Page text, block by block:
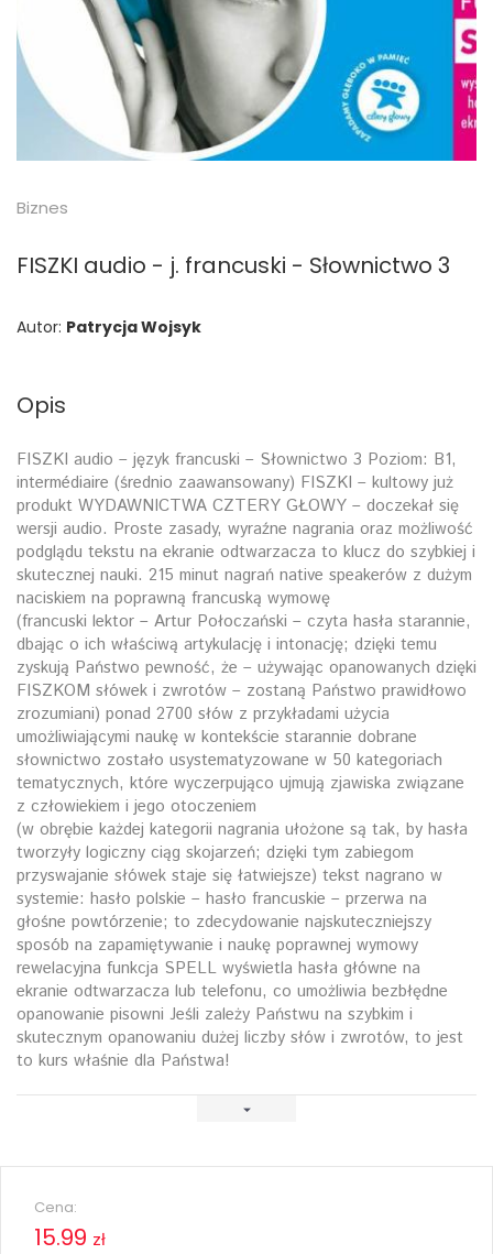
Biznes
FISZKI audio - j. francuski - Słownictwo 3
Autor: Patrycja Wojsyk
Opis
FISZKI audio – język francuski – Słownictwo 3 Poziom: B1,
intermédiaire (średnio zaawansowany) FISZKI – kultowy już
produkt WYDAWNICTWA CZTERY GŁOWY – doczekał się
wersji audio. Proste zasady, wyraźne nagrania oraz możliwość
podglądu tekstu na ekranie odtwarzacza to klucz do szybkiej i
skutecznej nauki. 215 minut nagrań native speakerów z dużym
naciskiem na poprawną francuską wymowę
(francuski lektor – Artur Połoczański – czyta hasła starannie,
dbając o ich właściwą artykulację i intonację; dzięki temu
zyskują Państwo pewność, że – używając opanowanych dzięki
FISZKOM słówek i zwrotów – zostaną Państwo prawidłowo
zrozumiani) ponad 2700 słów z przykładami użycia
umożliwiającymi naukę w kontekście starannie dobrane
słownictwo zostało usystematyzowane w 50 kategoriach
tematycznych, które wyczerpująco ujmują zjawiska związane
z człowiekiem i jego otoczeniem
(w obrębie każdej kategorii nagrania ułożone są tak, by hasła
tworzyły logiczny ciąg skojarzeń; dzięki tym zabiegom
przyswajanie słówek staje się łatwiejsze) tekst nagrano w
systemie: hasło polskie – hasło francuskie – przerwa na
głośne powtórzenie; to zdecydowanie najskuteczniejszy
sposób na zapamiętywanie i naukę poprawnej wymowy
rewelacyjna funkcja SPELL wyświetla hasła główne na
ekranie odtwarzacza lub telefonu, co umożliwia bezbłędne
opanowanie pisowni Jeśli zależy Państwu na szybkim i
skutecznym opanowaniu dużej liczby słów i zwrotów, to jest
to kurs właśnie dla Państwa!
Cena:
15.99 zł